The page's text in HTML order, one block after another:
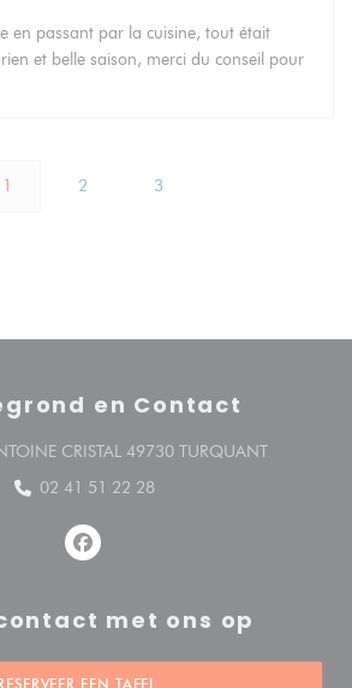
en passant par la cuisine, tout était
et belle saison, merci du conseil pour
1 2 3
en Contact
CRISTAL 49730 TURQUANT((opent in
02 41 51 22 28
Facebook ((opent in een nieuw
met ons op
EEN TAFEL